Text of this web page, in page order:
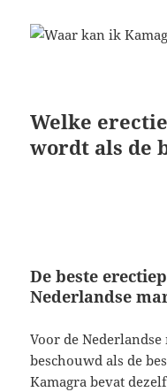
Welke
wordt als de
De beste
Nederlandse
Voor de
beschouwd als de
Kamagra bevat